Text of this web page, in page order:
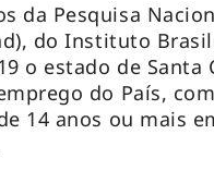
da Pesquisa
do Instituto
o estado de
do País,
14 anos ou mais